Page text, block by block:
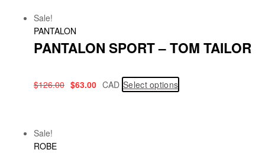
Sale!
PANTALON
PANTALON SPORT – TOM TAILOR
$126.00 $63.00 CAD Select options
Sale!
ROBE